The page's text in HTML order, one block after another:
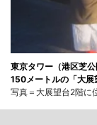
東京タワー（港区芝
150メートルの「大展
写真＝大展望台2階に